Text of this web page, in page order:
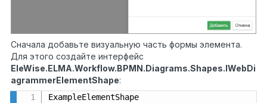
Сначала добавьте визуальную часть формы элемента.
Для этого создайте интерфейс
EleWise.ELMA.Workflow.BPMN.Diagrams.Shapes.IWebDi
agrammerElementShape:
ExampleElementShape